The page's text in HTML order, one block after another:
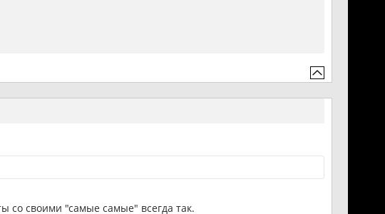
со своими "самые самые" всегда так.